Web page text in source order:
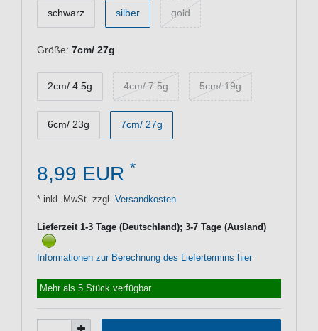
schwarz silber gold
Größe: 7cm/ 27g
2cm/ 4.5g 4cm/ 7.5g 5cm/ 19g
6cm/ 23g 7cm/ 27g
8,99 EUR *
* inkl. MwSt. zzgl. Versandkosten
Lieferzeit 1-3 Tage (Deutschland); 3-7 Tage (Ausland)
Informationen zur Berechnung des Liefertermins hier
Mehr als 5 Stück verfügbar